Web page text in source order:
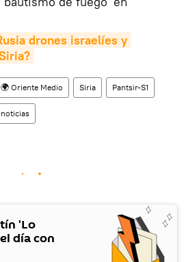
drones israelíes y
🌍 Oriente Medio Siria Pantsir-S1
noticias
'Lo
día con